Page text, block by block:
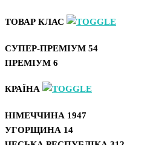
ТОВАР КЛАС
СУПЕР-ПРЕМІУМ 54
ПРЕМІУМ 6
КРАЇНА
НІМЕЧЧИНА 1947
УГОРЩИНА 14